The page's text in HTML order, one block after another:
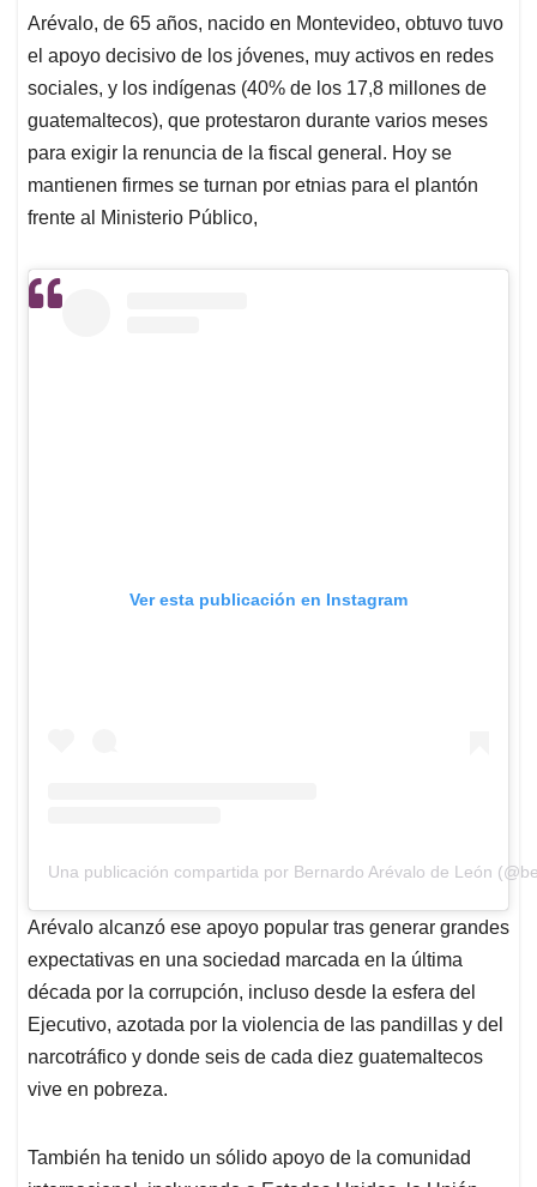
Arévalo, de 65 años, nacido en Montevideo, obtuvo tuvo
el apoyo decisivo de los jóvenes, muy activos en redes
sociales, y los indígenas (40% de los 17,8 millones de
guatemaltecos), que protestaron durante varios meses
para exigir la renuncia de la fiscal general. Hoy se
mantienen firmes se turnan por etnias para el plantón
frente al Ministerio Público,
Ver esta publicación en Instagram
Una publicación compartida por Bernardo Arévalo de León
Arévalo alcanzó ese apoyo popular tras generar grandes
expectativas en una sociedad marcada en la última
década por la corrupción, incluso desde la esfera del
Ejecutivo, azotada por la violencia de las pandillas y del
narcotráfico y donde seis de cada diez guatemaltecos
vive en pobreza.
También ha tenido un sólido apoyo de la comunidad